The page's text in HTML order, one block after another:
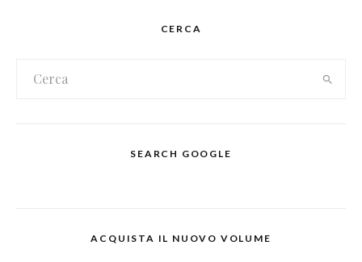
CERCA
SEARCH GOOGLE
ACQUISTA IL NUOVO VOLUME